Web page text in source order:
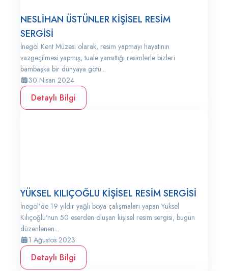
NESLİHAN ÜSTÜNLER KİŞİSEL RESİM
SERGİSİ
İnegöl Kent Müzesi olarak, resim yapmayı hayatının
vazgeçilmesi yapmış, tuale yansıttığı resimlerle bizleri
bambaşka bir dünyaya götü...
30 Nisan 2024
Detaylı Bilgi
YÜKSEL KILIÇOĞLU KİŞİSEL RESİM SERGİSİ
İnegöl’de 19 yıldır yağlı boya çalışmaları yapan Yüksel
Kılıçoğlu’nun 50 eserden oluşan kişisel resim sergisi, bugün
düzenlenen...
1 Ağustos 2023
Detaylı Bilgi